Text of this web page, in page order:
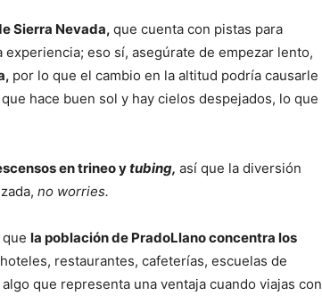
Sierra Nevada, que cuenta con pistas para
eso sí, asegúrate de empezar lento,
por lo que el cambio en la altitud podría causarle
hace buen sol y hay cielos despejados, lo que
en trineo ytubing, así que la diversión
no worries.
la población de PradoLlano concentra los
hoteles, restaurantes, cafeterías, escuelas de
que representa una ventaja cuando viajas con